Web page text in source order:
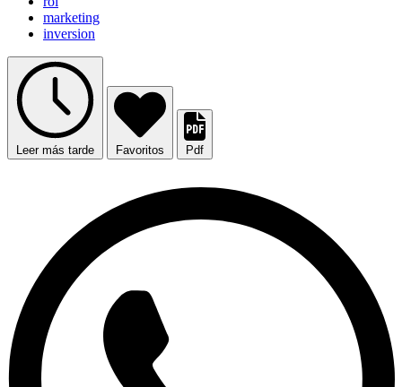
marketing
inversion
Leer más tarde Favoritos Pdf